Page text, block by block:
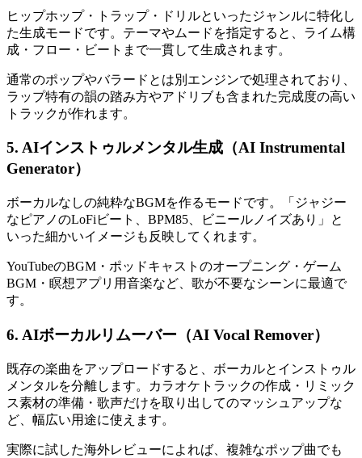
ヒップホップ・トラップ・ドリルといったジャンルに特化し
た生成モードです。テーマやムードを指定すると、ライム構
成・フロー・ビートまで一貫して生成されます。
通常のポップやバラードとは別エンジンで処理されており、
ラップ特有の韻の踏み方やアドリブも含まれた完成度の高い
トラックが作れます。
5. AIインストゥルメンタル生成（AI Instrumental
Generator）
ボーカルなしの純粋なBGMを作るモードです。「ジャジー
なピアノのLoFiビート、BPM85、ビニールノイズあり」と
いった細かいイメージも反映してくれます。
YouTubeのBGM・ポッドキャストのオープニング・ゲーム
BGM・瞑想アプリ用音楽など、歌が不要なシーンに最適で
す。
6. AIボーカルリムーバー（AI Vocal Remover）
既存の楽曲をアップロードすると、ボーカルとインストゥル
メンタルを分離します。カラオケトラックの作成・リミック
ス素材の準備・歌声だけを取り出してのマッシュアップな
ど、幅広い用途に使えます。
実際に試した海外レビューによれば、複雑なポップ曲でも